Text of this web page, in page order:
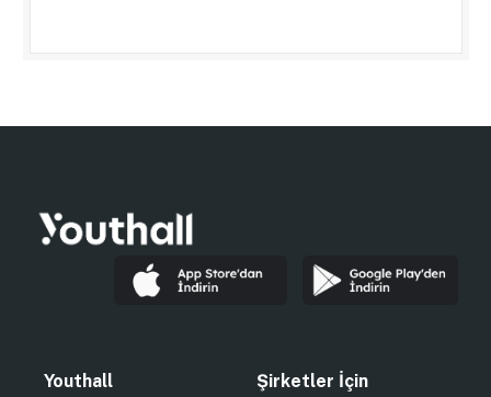
Youthall Şirketler İçin